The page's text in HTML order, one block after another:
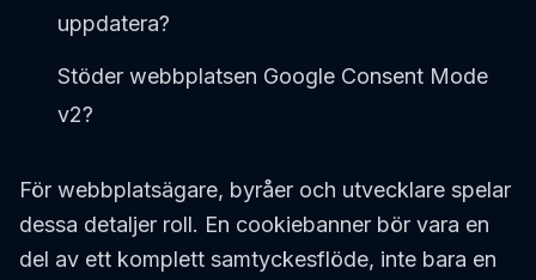
uppdatera?
Stöder webbplatsen Google Consent Mode
v2?
För webbplatsägare, byråer och utvecklare spelar
dessa detaljer roll. En cookiebanner bör vara en
del av ett komplett samtyckesflöde, inte bara en